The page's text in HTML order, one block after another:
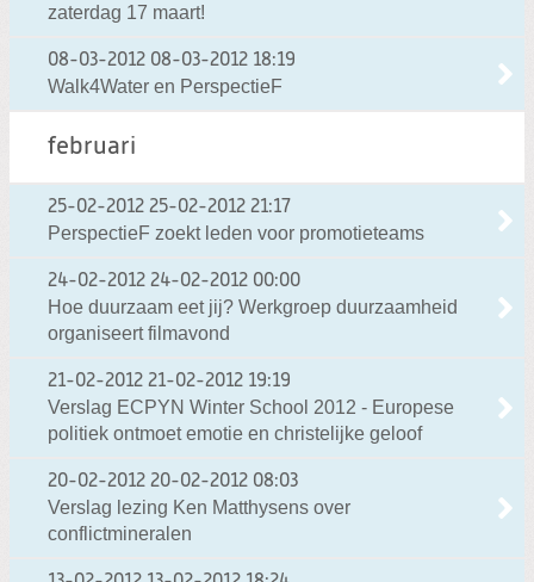
zaterdag 17 maart!
08-03-2012 08-03-2012 18:19
Walk4Water en PerspectieF
februari
25-02-2012 25-02-2012 21:17
PerspectieF zoekt leden voor promotieteams
24-02-2012 24-02-2012 00:00
Hoe duurzaam eet jij? Werkgroep duurzaamheid
organiseert filmavond
21-02-2012 21-02-2012 19:19
Verslag ECPYN Winter School 2012 - Europese
politiek ontmoet emotie en christelijke geloof
20-02-2012 20-02-2012 08:03
Verslag lezing Ken Matthysens over
conflictmineralen